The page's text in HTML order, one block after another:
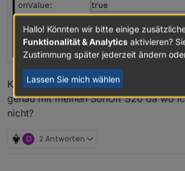
Komisch mit einem Shelly Device
genau mit meinen SonOff S20 da wo
nicht?
O 2 Antworten
Hallo! Könnten wir bitte einige
Funktionalität & Analytics aktivieren?
Zustimmung später jederzeit ändern
Lassen Sie mich wählen